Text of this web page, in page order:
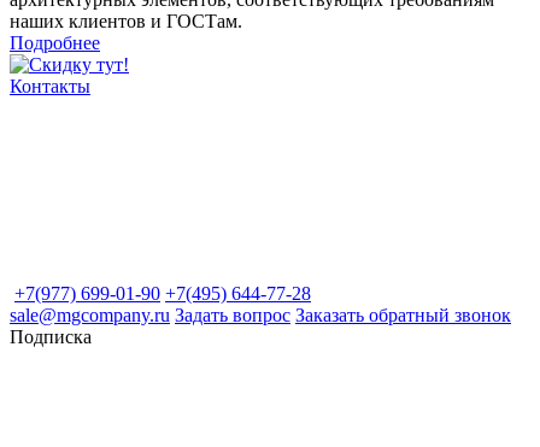
наших клиентов и ГОСТам.
Подробнее
Контакты
+7(977) 699-01-90 +7(495) 644-77-28
sale@mgcompany.ru Задать вопрос Заказать обратный звонок
Подписка